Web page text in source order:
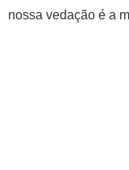
nossa vedação é a